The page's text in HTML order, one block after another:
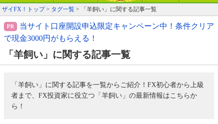
ザイFX！トップ> タグ一覧 > 「羊飼い」に関する記事一覧
当サイト口座開設申込限定キャンペーン中！条件クリア
で現金3000円がもらえる！
「羊飼い」に関する記事一覧
「羊飼い」に関する記事を一覧からご紹介！FX初心者から上級
者まで、FX投資家に役立つ「羊飼い」の最新情報はこちらか
ら！